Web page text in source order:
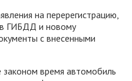
на перерегистрацию,
ГИБДД и новому
с внесенными
законом время автомобиль